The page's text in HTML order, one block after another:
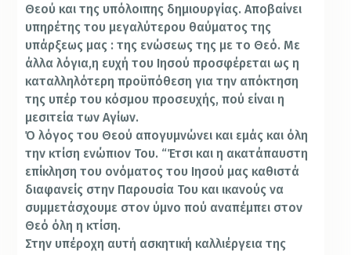
Θεού και της υπόλοιπης δημιουργίας. Αποβαίνει
υπηρέτης του μεγαλύτερου θαύματος της
υπάρξεως μας : της ενώσεως της με το Θεό. Με
άλλα λόγια,η ευχή του Ιησού προσφέρεται ως η
καταλληλότερη προϋπόθεση για την απόκτηση
της υπέρ του κόσμου προσευχής, πού είναι η
μεσιτεία των Αγίων.
Ό λόγος του Θεού απογυμνώνει και εμάς και όλη
την κτίση ενώπιον Του. “Έτσι και η ακατάπαυστη
επίκληση του ονόματος του Ιησού μας καθιστά
διαφανείς στην Παρουσία Του και ικανούς να
συμμετάσχουμε στον ύμνο πού αναπέμπει στον
Θεό όλη η κτίση.
Στην υπέροχη αυτή ασκητική καλλιέργεια της